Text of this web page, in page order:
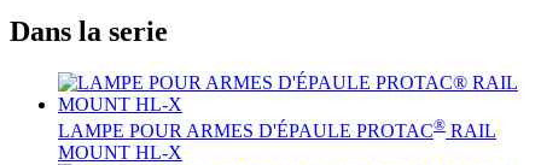
Dans la serie
LAMPE POUR ARMES D'ÉPAULE PROTAC® RAIL
MOUNT HL-X